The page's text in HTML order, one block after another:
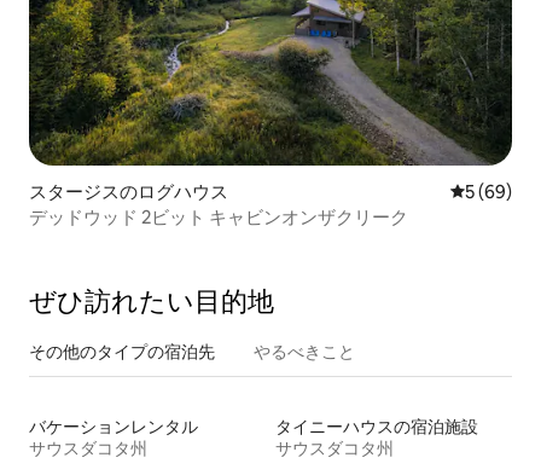
スタージスのログハウス レビュー
5 (69)
デッドウッド 2ビット キャビンオンザクリーク
ぜひ訪⁠れ⁠た⁠い目⁠的⁠地
その他のタ⁠イ⁠プ⁠の宿⁠泊⁠先 やるべきこと
バケーションレンタル
サウスダコタ州
タイニーハウスの宿泊施設
サウスダコタ州